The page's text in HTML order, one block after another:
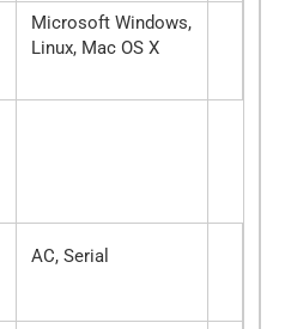
Microsoft Windows,
Linux, Mac OS X
AC, Serial